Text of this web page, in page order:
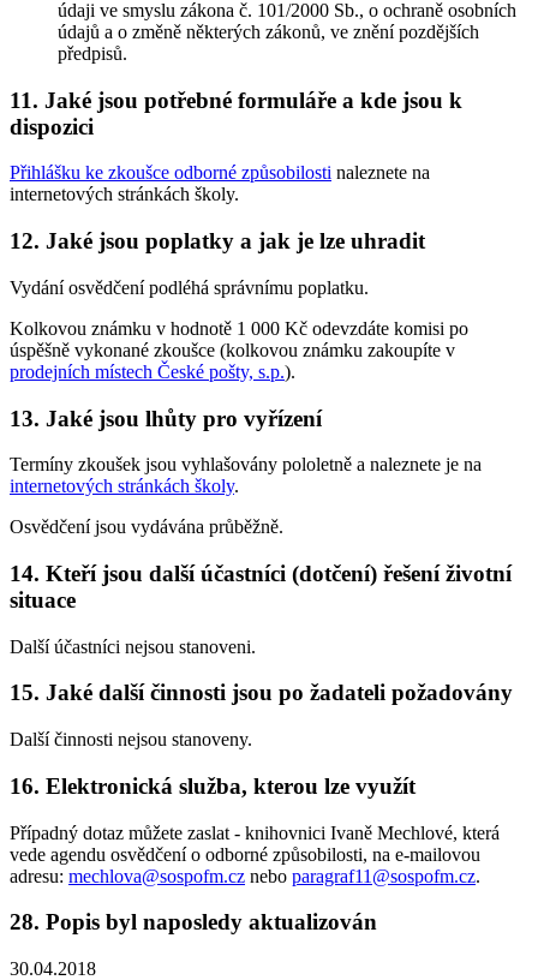
údaji ve smyslu zákona č. 101/2000 Sb., o ochraně osobních
údajů a o změně některých zákonů, ve znění pozdějších
předpisů.
11. Jaké jsou potřebné formuláře a kde jsou k
dispozici
Přihlášku ke zkoušce odborné způsobilosti naleznete na
internetových stránkách školy.
12. Jaké jsou poplatky a jak je lze uhradit
Vydání osvědčení podléhá správnímu poplatku.
Kolkovou známku v hodnotě 1 000 Kč odevzdáte komisi po
úspěšně vykonané zkoušce (kolkovou známku zakoupíte v
prodejních místech České pošty, s.p.).
13. Jaké jsou lhůty pro vyřízení
Termíny zkoušek jsou vyhlašovány pololetně a naleznete je na
internetových stránkách školy.
Osvědčení jsou vydávána průběžně.
14. Kteří jsou další účastníci (dotčení) řešení životní
situace
Další účastníci nejsou stanoveni.
15. Jaké další činnosti jsou po žadateli požadovány
Další činnosti nejsou stanoveny.
16. Elektronická služba, kterou lze využít
Případný dotaz můžete zaslat - knihovnici Ivaně Mechlové, která
vede agendu osvědčení o odborné způsobilosti, na e-mailovou
adresu: mechlova@sospofm.cz nebo paragraf11@sospofm.cz.
28. Popis byl naposledy aktualizován
30.04.2018